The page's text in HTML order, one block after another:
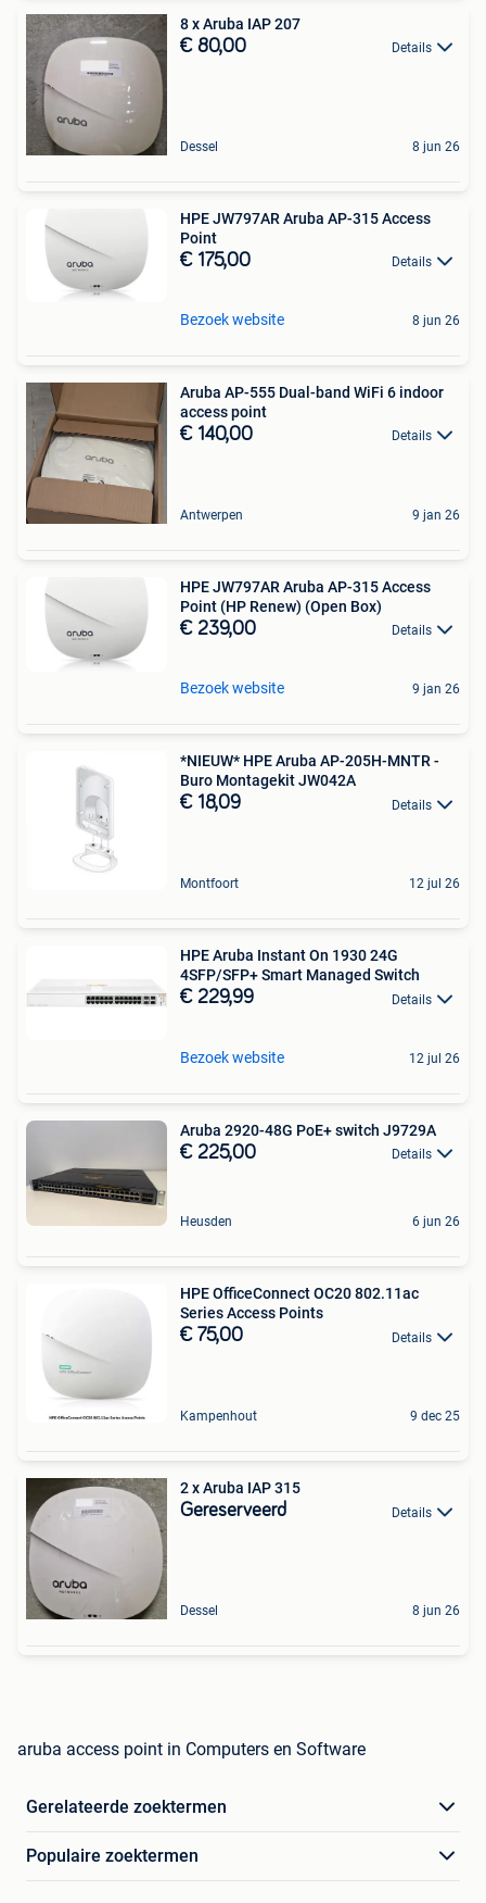
8 x Aruba IAP 207
€ 80,00 Details
Dessel 8 jun 26
HPE JW797AR Aruba AP-315 Access
Point
€ 175,00 Details
Bezoek website 8 jun 26
Aruba AP-555 Dual-band WiFi 6 indoor
access point
€ 140,00 Details
Antwerpen 9 jan 26
HPE JW797AR Aruba AP-315 Access
Point (HP Renew) (Open Box)
€ 239,00 Details
Bezoek website 9 jan 26
*NIEUW* HPE Aruba AP-205H-MNTR -
Buro Montagekit JW042A
€ 18,09 Details
Montfoort 12 jul 26
HPE Aruba Instant On 1930 24G
4SFP/SFP+ Smart Managed Switch
€ 229,99 Details
Bezoek website 12 jul 26
Aruba 2920-48G PoE+ switch J9729A
€ 225,00 Details
Heusden 6 jun 26
HPE OfficeConnect OC20 802.11ac
Series Access Points
€ 75,00 Details
Kampenhout 9 dec 25
2 x Aruba IAP 315
Gereserveerd Details
Dessel 8 jun 26
aruba access point in Computers en Software
Gerelateerde zoektermen
Populaire zoektermen